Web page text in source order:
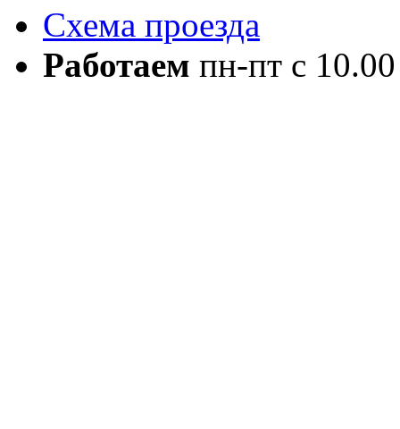
Схема проезда
Работаем пн-пт с